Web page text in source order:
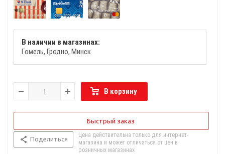
В наличии в магазинах:
Гомель Гродно Минск
В корзину
Быстрый заказ
Поделиться
Цена действительна только для интернет-
магазина и может отличаться от цен в
розничных магазинах